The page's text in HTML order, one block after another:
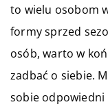
to wielu osobom
formy sprzed
osób, warto w
zadbać o siebie.
sobie